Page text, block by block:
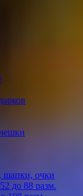
шапки, очки
до 88 разм.